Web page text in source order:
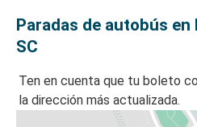
Paradas de autobús
SC
Ten en cuenta que tu boleto
la dirección más actualizada.